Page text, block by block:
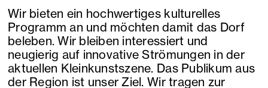
Wir bieten ein hochwertiges kulturelles
Programm an und möchten damit das Dorf
beleben. Wir bleiben interessiert und
neugierig auf innovative Strömungen in der
aktuellen Kleinkunstszene. Das Publikum aus
der Region ist unser Ziel. Wir tragen zur